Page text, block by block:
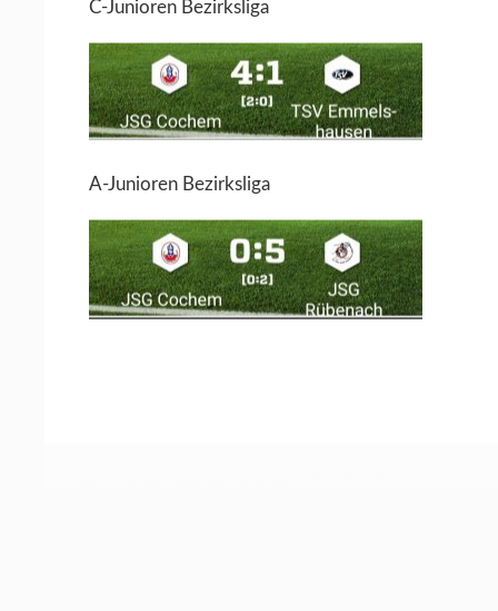
C-Junioren Bezirksliga
A-Junioren Bezirksliga